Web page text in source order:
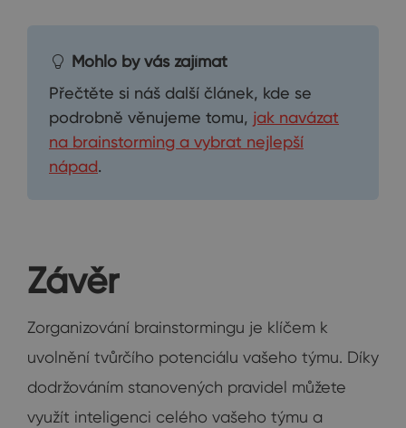
Mohlo by vás zajímat
Přečtěte si náš další článek, kde se
podrobně věnujeme tomu, jak navázat
na brainstorming a vybrat nejlepší
nápad.
Závěr
Zorganizování brainstormingu je klíčem k
uvolnění tvůrčího potenciálu vašeho týmu. Díky
dodržováním stanovených pravidel můžete
využít inteligenci celého vašeho týmu a